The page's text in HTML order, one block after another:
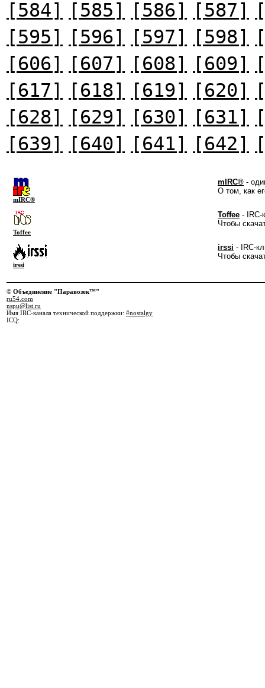
[584] [585] [586] [587]
[595]
[596] [597] [598]
[606]
[607] [608] [609]
[617]
[618] [619] [620]
[628]
[629] [630] [631]
[639]
[640] [641] [642]
mIRC®
mIRC® -
О том, как
Toffee
Toffee - IRC-
Чтобы
irssi
irssi - IRC-
Чтобы
© Объединение "Паравозек™"
ru54.com
nspu@list.ru
Имя IRC-канала технической поддержки: #nostalgy
ICQ: